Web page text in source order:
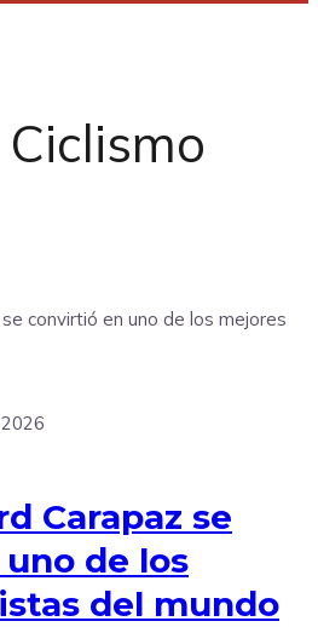
Ciclismo
Carapaz se
de los
del mundo